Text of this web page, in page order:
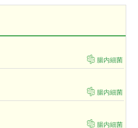
腸内細菌
腸内細菌
腸内細菌